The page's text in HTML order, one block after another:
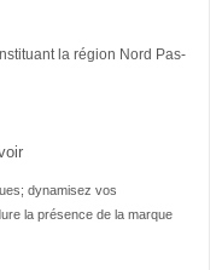
la région Nord Pas-
dynamisez vos
la présence de la marque